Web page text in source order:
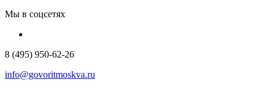
Мы в соцсетях
8 (495) 950-62-26
info@govoritmoskva.ru